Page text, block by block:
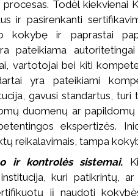
Todėl kiekvienai
ir pasirenkanti
kokybę ir paprastai
pateikiama
vartotojai bei kiti
yra pateikiami
gavusi standartus,
duomenų ar
ekspertizės.
reikalavimais, tampa
ir kontrolės sistemai.
kuri patikrintų,
jį naudoti